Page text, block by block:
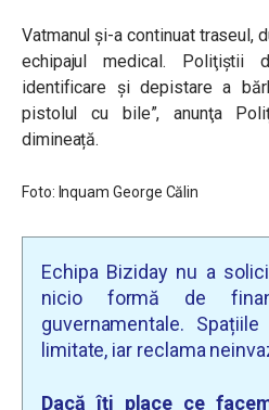
Vatmanul şi-a continuat traseul,
echipajul medical. Poliţiştii
identificare şi depistare a
pistolul cu bile”, anunţa
dimineață.
Foto: Inquam George Călin
Echipa Biziday nu a
nicio formă de
guvernamentale.
limitate, iar reclama
Dacă îți place ce